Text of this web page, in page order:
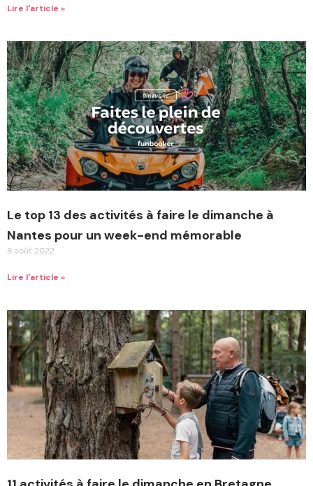
Lire l'article »
Le top 13 des activités à faire le dimanche à
Nantes pour un week-end mémorable
8 août 2022
Lire l'article »